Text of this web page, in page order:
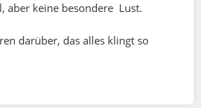
aber keine besondere Lust.
darüber, das alles klingt so